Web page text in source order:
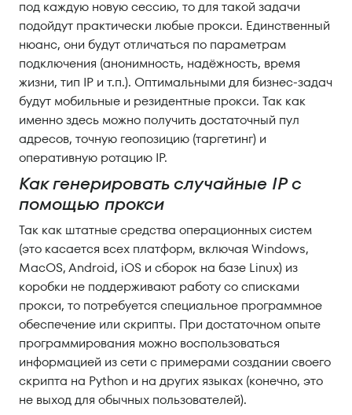
под каждую новую сессию, то для такой задачи
подойдут практически любые прокси. Единственный
нюанс, они будут отличаться по параметрам
подключения (анонимность, надёжность, время
жизни, тип IP и т.п.). Оптимальными для бизнес-задач
будут мобильные и резидентные прокси. Так как
именно здесь можно получить достаточный пул
адресов, точную геопозицию (таргетинг) и
оперативную ротацию IP.
Как генерировать случайные IP с
помощью прокси
Так как штатные средства операционных систем
(это касается всех платформ, включая Windows,
MacOS, Android, iOS и сборок на базе Linux) из
коробки не поддерживают работу со списками
прокси, то потребуется специальное программное
обеспечение или скрипты. При достаточном опыте
программирования можно воспользоваться
информацией из сети с примерами создании своего
скрипта на Python и на других языках (конечно, это
не выход для обычных пользователей).